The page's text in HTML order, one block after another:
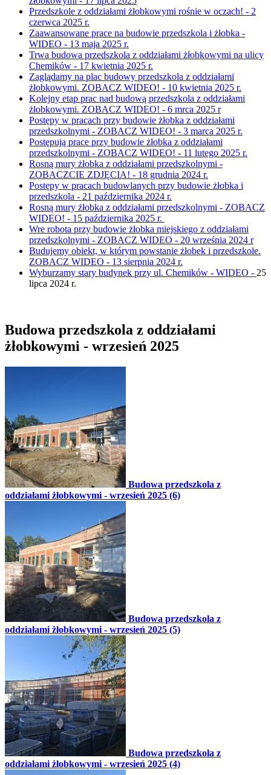
Przedszkole z oddziałami żłobkowymi rośnie w oczach! - 2
czerwca 2025 r.
Zaawansowane prace na budowie przedszkola i żłobka -
WIDEO - 13 maja 2025 r.
Trwa budowa przedszkola z oddziałami żłobkowymi na ulicy
Chemików - 17 kwietnia 2025 r.
Zaglądamy na plac budowy przedszkola z oddziałami
żłobkowymi. ZOBACZ WIDEO! - 10 kwietnia 2025 r.
Kolejny etap prac nad budową przedszkola z oddziałami
żłobkowymi. ZOBACZ WIDEO! - 6 mrca 2025 r
Postępy w pracach przy budowie żłobka z oddziałami
przedszkolnymi - ZOBACZ WIDEO! - 3 marca 2025 r.
Postępują prace przy budowie żłobka z oddziałami
przedszkolnymi - ZOBACZ WIDEO! - 11 lutego 2025 r.
Rosną mury żłobka z oddziałami przedszkolnymi -
ZOBACZCIE ZDJĘCIA! - 18 grudnia 2024 r.
Postępy w pracach budowlanych przy budowie żłobka i
przedszkola - 21 października 2024 r.
Rosną mury żłobka z oddziałami przedszkolnymi - ZOBACZ
WIDEO! - 15 października 2025 r.
Wre robota przy budowie żłobka miejskiego z oddziałami
przedszkolnymi - ZOBACZ WIDEO - 20 września 2024 r
Budujemy obiekt, w którym powstanie żłobek i przedszkole.
ZOBACZ WIDEO - 13 sierpnia 2024 r.
Wyburzamy stary budynek przy ul. Chemików - WIDEO - 25
lipca 2024 r.
Budowa przedszkola z oddziałami
żłobkowymi - wrzesień 2025
Budowa przedszkola z
oddziałami żłobkowymi - wrzesień 2025 (6)
Budowa przedszkola z
oddziałami żłobkowymi - wrzesień 2025 (5)
Budowa przedszkola z
oddziałami żłobkowymi - wrzesień 2025 (4)